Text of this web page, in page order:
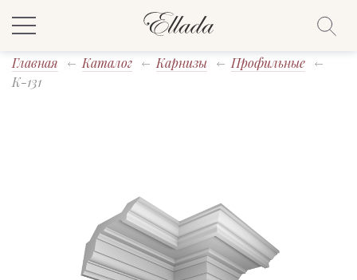
Главная Каталог Карнизы
Профильные
K-131